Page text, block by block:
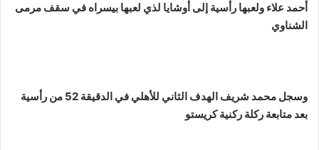
أحمد علاء ولعبها رأسية إلى أوشايا لذي لعبها بيسراه في سقف مرمى
الشناوي
وسجل محمد شريف الهدف الثاني للأهلي في الدقيقة 52 من رأسية
بعد متابعة ركلة ركنية كريستو